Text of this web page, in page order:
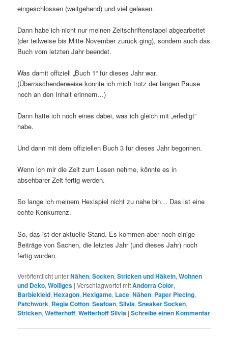
eingeschlossen (weitgehend) und viel gelesen.
Dann habe ich nicht nur meinen Zeitschriftenstapel abgearbeitet
(der teilweise bis Mitte November zurück ging), sondern auch das
Buch vom letzten Jahr beendet.
Was damit offiziell „Buch 1“ für dieses Jahr war.
(Überraschenderweise konnte ich mich trotz der langen Pause
noch an den Inhalt erinnern…)
Dann hatte ich noch eines dabei, was ich gleich mit „erledigt“
habe.
Und dann mit dem offiziellen Buch 3 für dieses Jahr begonnen.
Wenn ich mir die Zeit zum Lesen nehme, könnte es in
absehbarer Zeit fertig werden.
So lange ich meinem Hexispiel nicht zu nahe bin… Das ist eine
echte Konkurrenz.
So, das ist der aktuelle Stand. Es kommen aber noch einige
Beiträge von Sachen, die letztes Jahr (und dieses Jahr) noch
fertig wurden.
Veröffentlicht unterNähen,Socken,Stricken und Häkeln,Wohnen
und Deko,Wolliges |Verschlagwortet mitAndorra Color,
Barbiekleid,Hexagon,Hexigame, Lace,Nähen, Paper Piecing,
Patchwork, Regia Cotton,Seafoan,Silvia,Sneaker Socken,
Stricken,Wetterhoff,Wetterhoff Silvia |Schreibe einen Kommentar